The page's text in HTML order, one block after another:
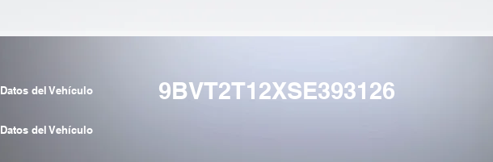
9BVT2T12XSE393126
Datos del Vehículo
Datos del Vehículo